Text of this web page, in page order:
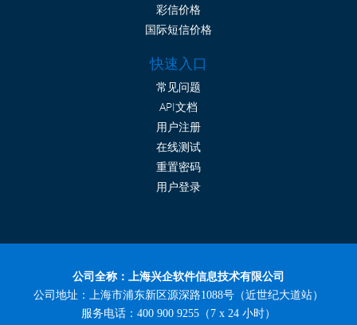
彩信价格
国际短信价格
快速入口
常见问题
API文档
用户注册
在线测试
重置密码
用户登录
公司全称：上海兴企软件信息技术有限公司
公司地址：上海市浦东新区源深路1088号（近世纪大道站）
服务电话：400 900 9255（7 x 24 小时）